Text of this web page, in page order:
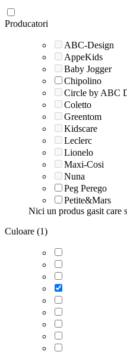
Producatori
ABC-Design
AppeKids
Baby Jogger
Chipolino
Circle by ABC
Coletto
Greentom
Kidscare
Leclerc
Lionelo
Maxi-Cosi
Nuna
Peg Perego
Petite&Mars
Nici un produs gasit care
Culoare (1)